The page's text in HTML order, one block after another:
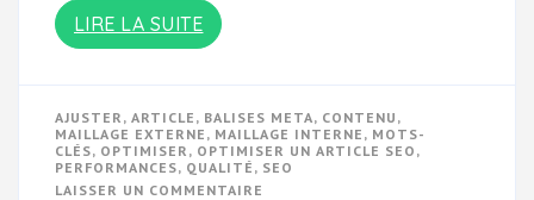
LIRE LA SUITE
AJUSTER , ARTICLE , BALISES META, CONTENU ,
MAILLAGE EXTERNE , MAILLAGE INTERNE , MOTS-
CLÉS, OPTIMISER , OPTIMISER UN ARTICLE SEO ,
PERFORMANCES, QUALITÉ , SEO
LAISSER UN COMMENTAIRE